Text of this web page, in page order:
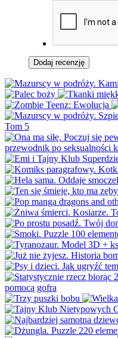
Dodaj recenzję